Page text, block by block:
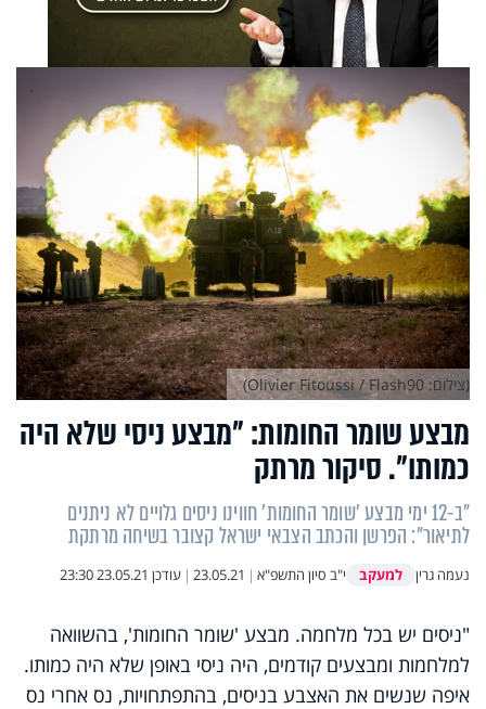
מבצע שומר החומות: "מבצע ניסי שלא היה
כמותו". סיקור מרתק
"ב-12 ימי מבצע 'שומר החומות' חווינו ניסים גלויים לא ניתנים
לתיאור": הפרשן והכתב הצבאי ישראל קצובר בשיחה מרתקת
נעמה גרין למעקב י"ב סיון התשפ"א |
23.05.21
| עודכן 23.05.21 23:30
(צילום: Olivier Fitoussi / Flash90)
"ניסים יש בכל מלחמה. מבצע 'שומר החומות', בהשוואה
למלחמות ומבצעים קודמים, היה ניסי באופן שלא היה כמותו.
איפה שנשים את האצבע בניסים, בהתפתחויות, נס אחרי נס